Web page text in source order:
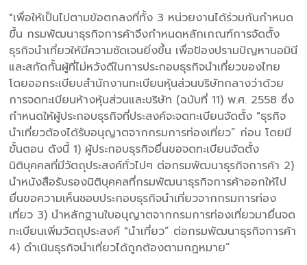
"เพื่อให้เป็นไปตามข้อตกลงที่ทั้ง 3 หน่วยงานได้ร่วมกันกำหนด
ขึ้น กรมพัฒนาธุรกิจการค้าจึงกำหนดหลักเกณฑ์การจัดตั้ง
ธุรกิจนำเที่ยวให้มีความชัดเจนยิ่งขึ้น เพื่อป้องปรามปัญหานอมินี
และสกัดกั้นผู้ที่ไม่หวังดีในการประกอบธุรกิจนำเที่ยวของไทย
โดยออกระเบียบสำนักงานทะเบียนหุ้นส่วนบริษัทกลางว่าด้วย
การจดทะเบียนห้างหุ้นส่วนและบริษัท (ฉบับที่ 11) พ.ศ. 2558 ซึ่ง
กำหนดให้ผู้ประกอบธุรกิจที่ประสงค์จะจดทะเบียนจัดตั้ง "ธุรกิจ
นำเที่ยวต้องได้รับอนุญาตจากกรมการท่องเที่ยว” ก่อน โดยมี
ขั้นตอน ดังนี้ 1) ผู้ประกอบธุรกิจยื่นขอจดทะเบียนจัดตั้ง
นิติบุคคลที่มีวัตถุประสงค์ทั่วไปๆ ต่อกรมพัฒนาธุรกิจการค้า 2)
นำหนังสือรับรองนิติบุคคลที่กรมพัฒนาธุรกิจการค้าออกให้ไป
ยื่นขอความเห็นชอบประกอบธุรกิจนำเที่ยวจากกรมการท่อง
เที่ยว 3) นำหลักฐานใบอนุญาตจากกรมการท่องเที่ยวมายื่นจด
ทะเบียนเพิ่มวัตถุประสงค์ "นำเที่ยว” ต่อกรมพัฒนาธุรกิจการค้า
4) ดำเนินธุรกิจนำเที่ยวได้ถูกต้องตามกฎหมาย”